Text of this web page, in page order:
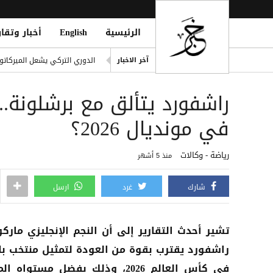
الرئيسية English أخبار
آخر الاخبار
الدوري التركي يشعل
انفجاران قرب ناقلة في
خطة حوثية تحت يافطة الدمج
الأطراف الإقليمية الأربعة
راشفورد يتألق مع
في مونديال 2026؟
رياضة - وكالات منذ 5 أشهر
شارك غرد ارسل
تشير أحدث التقارير إلى أن النجم الإنجليزي
راشفورد يقترب بقوة من العودة لتمثيل منتخب
في كأس العالم 2026، وذلك بفضل مستواه